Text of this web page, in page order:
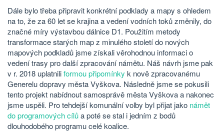
Dále bylo třeba připravit konkrétní podklady a mapy s ohledem
na to, že za 60 let se krajina a vedení vodních toků změnily, do
značné míry výstavbou dálnice D1. Použitím metody
transformace starých map z minulého století do nových
mapových podkladů jsme získali věrohodnou informaci o
vedení trasy pro další zpracování námětu. Náš návrh jsme pak
v r. 2018 uplatniliformou připomínky k nově zpracovanému
Generelu dopravy města Vyškova. Následně jsme se pokusili
tento projekt nabídnout samosprávě města Vyškova a nakonec
jsme uspěli. Pro tehdejší komunální volby byl přijat jako námět
do programových cílůa poté se stal i jedním z bodů
dlouhodobého programu celé koalice.